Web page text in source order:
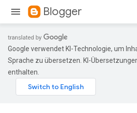
Blogger
Google verwendet KI-Technologie, um
Sprache zu übersetzen. KI-
enthalten.